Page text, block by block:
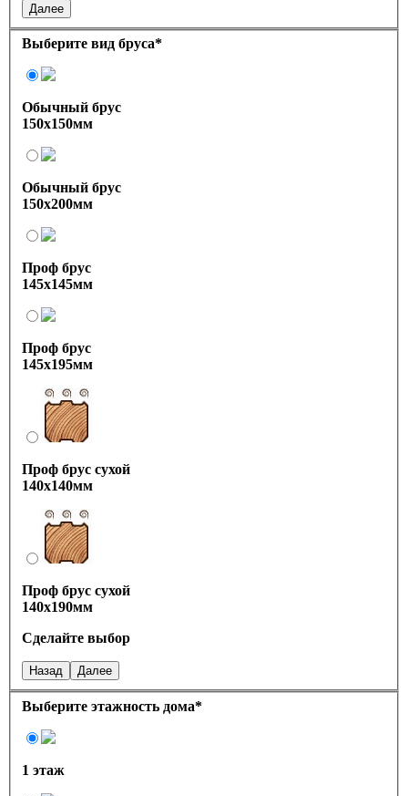
Далее
Выберите вид бруса*
Обычный брус
150х150мм
Обычный брус
150х200мм
Проф брус
145х145мм
Проф брус
145х195мм
Проф брус сухой
140х140мм
Проф брус сухой
140х190мм
Сделайте выбор
Назад Далее
Выберите этажность дома*
1 этаж